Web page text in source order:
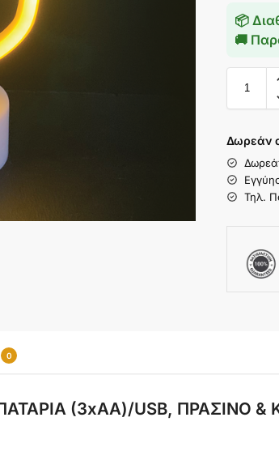
📦
🚚
Δωρεάν
Τηλ.
0
(3xAA)/USB, ΠΡΑΣΙΝΟ &